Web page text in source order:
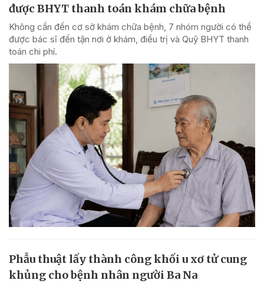
được BHYT thanh toán khám chữa bệnh
Không cần đến cơ sở khám chữa bệnh, 7 nhóm người có thể
được bác sĩ đến tận nơi ở khám, điều trị và Quỹ BHYT thanh
toán chi phí.
Phẫu thuật lấy thành công khối u xơ tử cung
khủng cho bệnh nhân người Ba Na